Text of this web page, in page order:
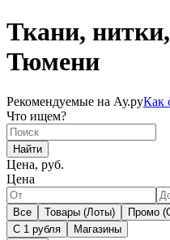
Ткани,
Тюмени
Рекомендуемые на Ау.руКак
Что ищем?
Найти
Цена, руб.
Цена
Все Товары (Лоты) Промо
С 1 рубля
Магазины